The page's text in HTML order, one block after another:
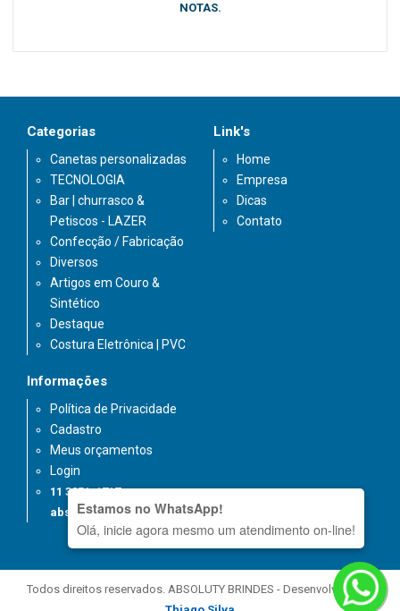
NOTAS.
Categorias
Canetas personalizadas
TECNOLOGIA
Bar | churrasco &
Petiscos - LAZER
Confecção / Fabricação
Diversos
Artigos em Couro &
Sintético
Destaque
Costura Eletrônica | PVC
Link's
Home
Empresa
Dicas
Contato
Informações
Política de Privacidade
Cadastro
Meus orçamentos
Login
11 3851-1717
absoluty@absoluty.com.br
Todos direitos reservados. ABSOLUTY BRINDES - Desenvolvido por
Estamos no WhatsApp!
Olá, inicie agora mesmo um atendimento on-line!